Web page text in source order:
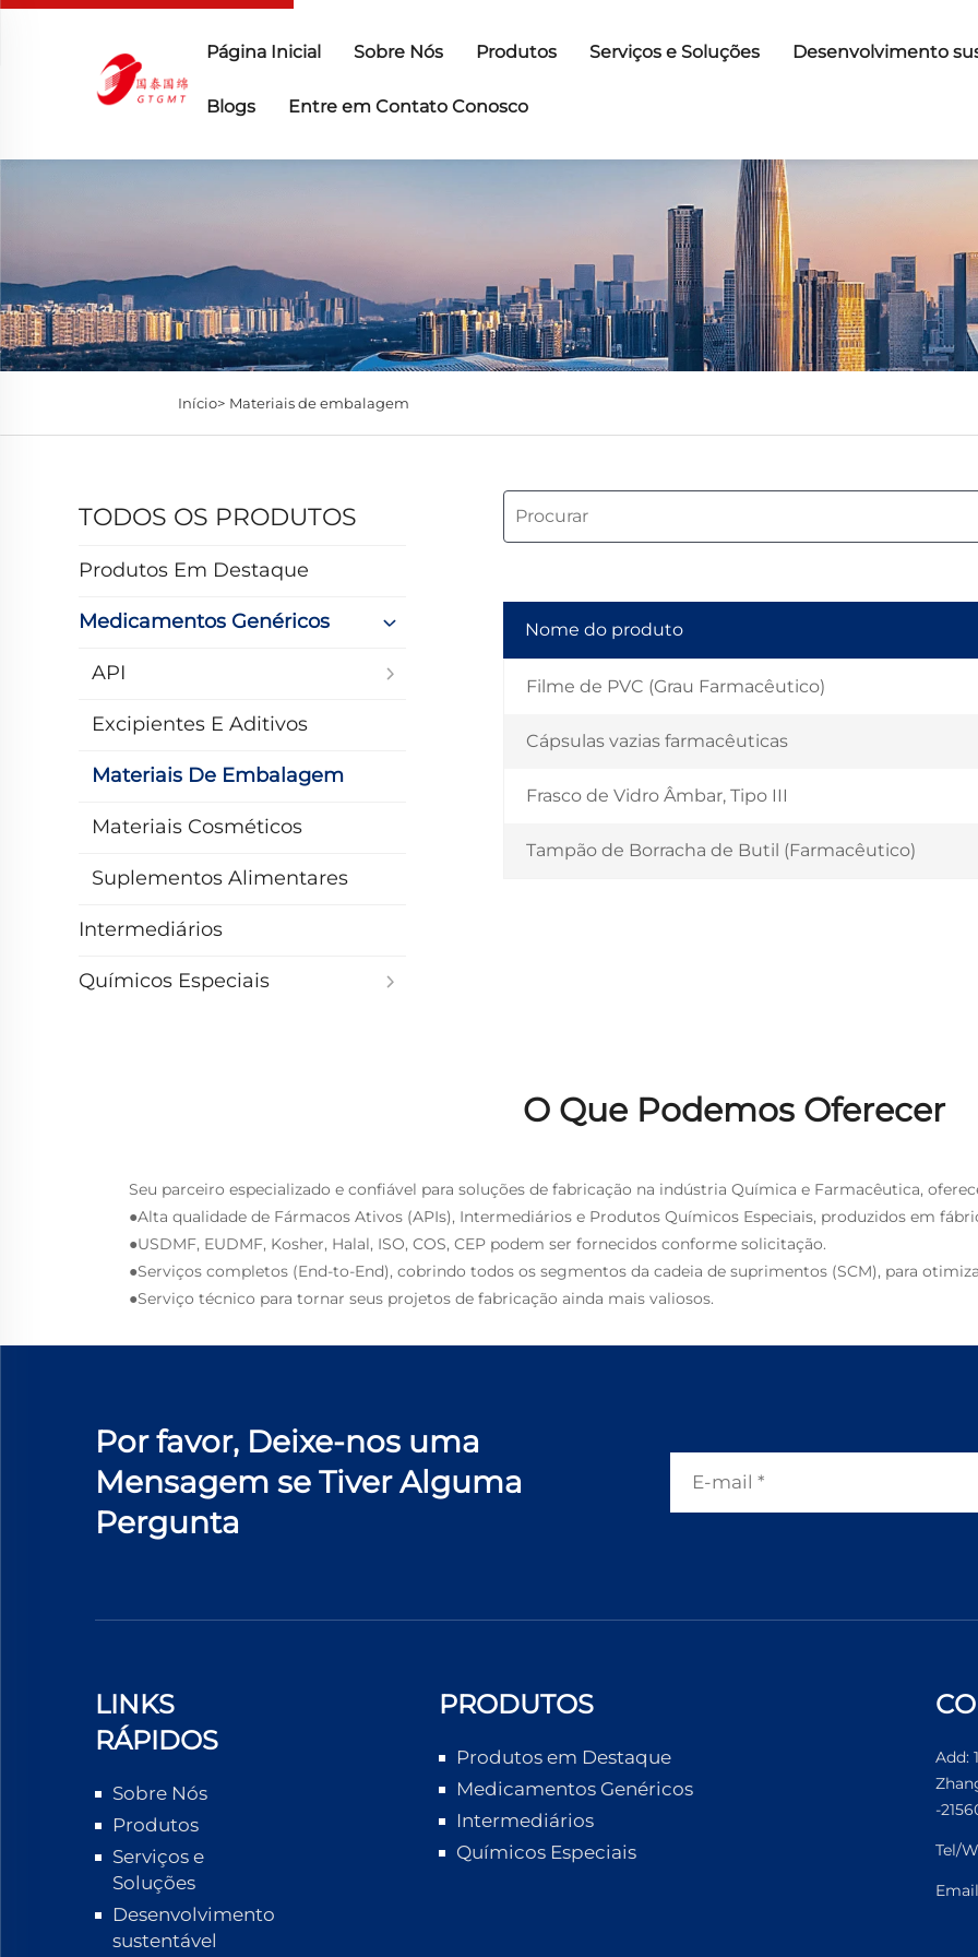
Página Inicial Sobre Nós Produtos Serviços e Soluções Desenvolvimento
Blogs Entre em Contato Conosco
Início> Materiais de embalagem
TODOS OS PRODUTOS
Produtos Em Destaque
Medicamentos Genéricos
API
Excipientes E Aditivos
Materiais De Embalagem
Materiais Cosméticos
Suplementos Alimentares
Intermediários
Químicos Especiais
Nome do produto
Filme de PVC (Grau Farmacêutico)
Cápsulas vazias farmacêuticas
Frasco de Vidro Âmbar, Tipo III
Tampão de Borracha de Butil (Farmacêutico)
O Que Podemos Oferecer
Seu parceiro especializado e confiável para soluções de fabricação na indústria Química e Farmacêutica,
●Alta qualidade de Fármacos Ativos (APIs), Intermediários e Produtos Químicos Especiais, produzidos em
●USDMF, EUDMF, Kosher, Halal, ISO, COS, CEP podem ser fornecidos conforme solicitação.
●Serviços completos (End-to-End), cobrindo todos os segmentos da cadeia de suprimentos (SCM), para
●Serviço técnico para tornar seus projetos de fabricação ainda mais valiosos.
Por favor, Deixe-nos uma
Mensagem se Tiver Alguma
Pergunta
LINKS
RÁPIDOS
Sobre Nós
Produtos
Serviços e
Soluções
Desenvolvimento
sustentável
PRODUTOS
Produtos em Destaque
Medicamentos Genéricos
Intermediários
Químicos Especiais
Add:
-
Tel/